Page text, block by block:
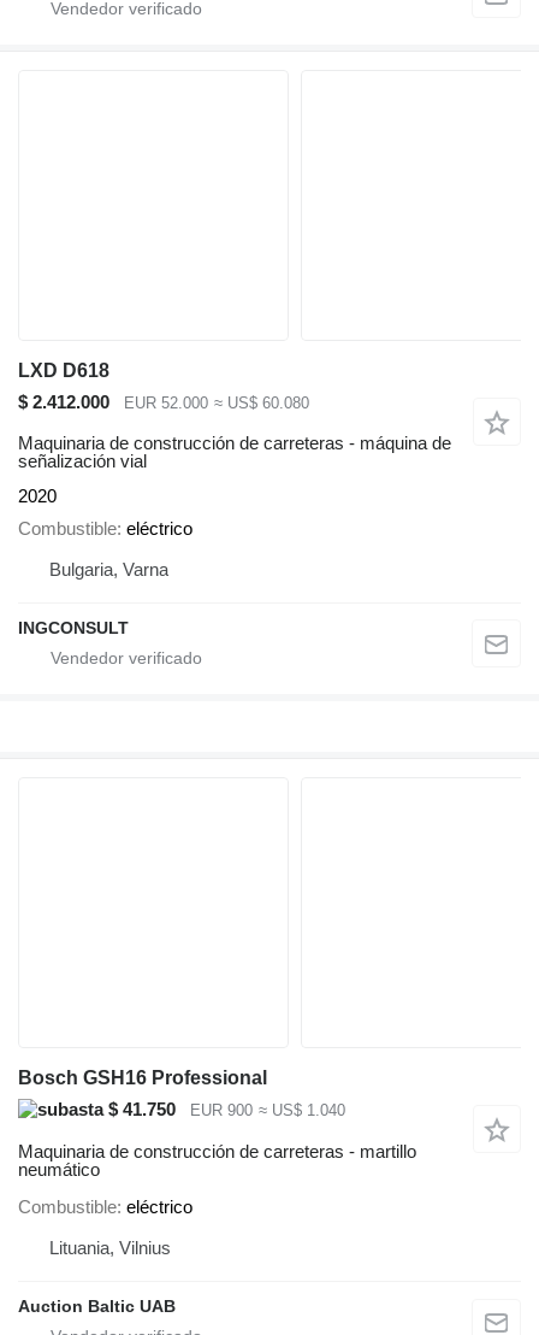
LXD D618
$ 2.412.000
EUR 52.000 ≈ US$ 60.080
Maquinaria de construcción de carreteras - máquina de
señalización vial
2020
Combustible eléctrico
Bulgaria, Varna
INGCONSULT
Bosch GSH16 Professional
$ 41.750
EUR 900 ≈ US$ 1.040
Maquinaria de construcción de carreteras - martillo
neumático
Combustible eléctrico
Lituania, Vilnius
Auction Baltic UAB